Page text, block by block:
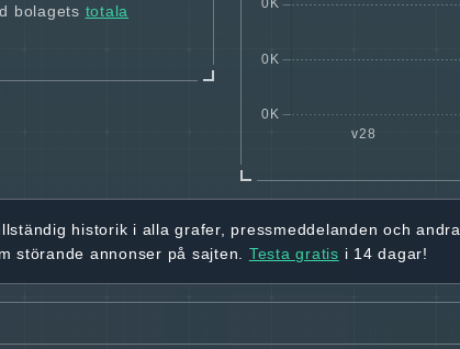
bolagets totala
historik i alla grafer, pressmeddelanden och andra
störande annonser på sajten. Testa gratis i 14 dagar!